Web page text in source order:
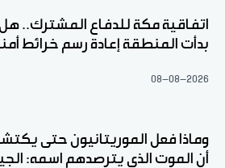
اتفاقية مكة للدفاع المشترك..
بدأت المنطقة إعادة رسم خرائط
08-08-2026
وماذا فعل الموريتانيون حتى
أن الموت الذي يترصدهم اسمه: